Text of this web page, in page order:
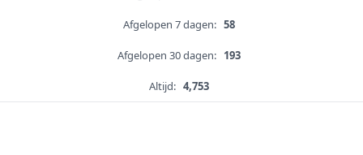
Afgelopen 7 dagen: 58
Afgelopen 30 dagen: 193
Altijd: 4,753